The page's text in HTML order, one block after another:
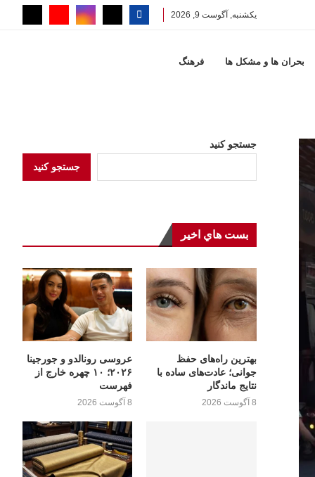
یکشنبه, آگوست 9, 2026
بحران ها و مشكل ها فرهنگ
جستجو کنید
جستجو کنید
بست هاي اخير
بهترین راه‌های حفظ
جوانی؛ عادت‌های ساده با
نتایج ماندگار
8 آگوست 2026
عروسی رونالدو و جورجینا
۲۰۲۶؛ ۱۰ چهره خارج از
فهرست
8 آگوست 2026